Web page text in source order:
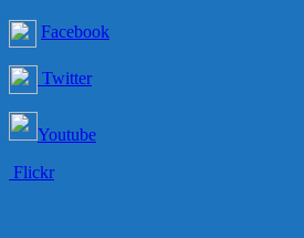
Facebook
Twitter
Youtube
Flickr